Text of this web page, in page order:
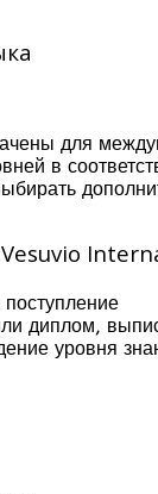
для
в
диплом,
уровня